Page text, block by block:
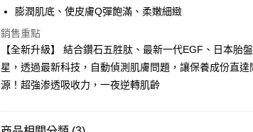
華南商業銀行
彰化商業銀行
國泰世華商業銀行
臺灣中小企業銀行
台中商業銀行
匯豐（台灣）商業銀行
華泰商業銀行
聯邦商業銀行
台新國際商業銀行
合作金庫商業銀行
第一商業銀行
華南商業銀行
上海商業儲蓄銀行
國泰世華商業銀行
兆豐國際商業銀行
臺灣中小企業銀行
台中商業銀行
匯豐（台灣）商業銀行
玉山商業銀行
超商取貨付款
LINE Pay
Apple Pay
膨潤肌底、使皮膚Q彈飽滿、柔嫩細緻
銷售重點
【全新升級】 結合鑽石五胜肽、最新一代EGF、日本胎
星，透過最新科技，自動偵測肌膚問題，讓保養成份直達
源！超強渗透吸收力，一夜逆轉肌齡